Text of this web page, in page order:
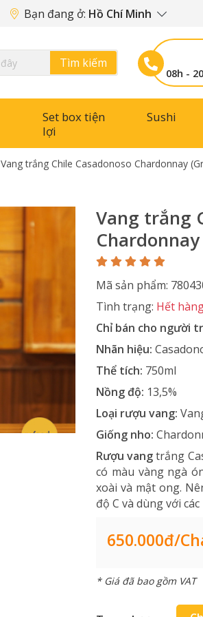
Bạn đang ở: Hồ Chí Minh
Tìm kiếm
08h -
Set box tiện
lợi
Sushi
Vang trắng Chile Casadonoso Chardonnay
Vang trắng
Mã sản phẩm:
Tình trạng: Hết
Chỉ bán cho người
Nhãn hiệu:
Thể tích: 750ml
Nồng độ: 13,5%
Loại rượu vang:
Giống nho:
Rượu vangtrắng
có màu vàng ngà
xoài và mật ong.
độ C và dùng với
650.000đ/
* Giá đã bao gồm VAT